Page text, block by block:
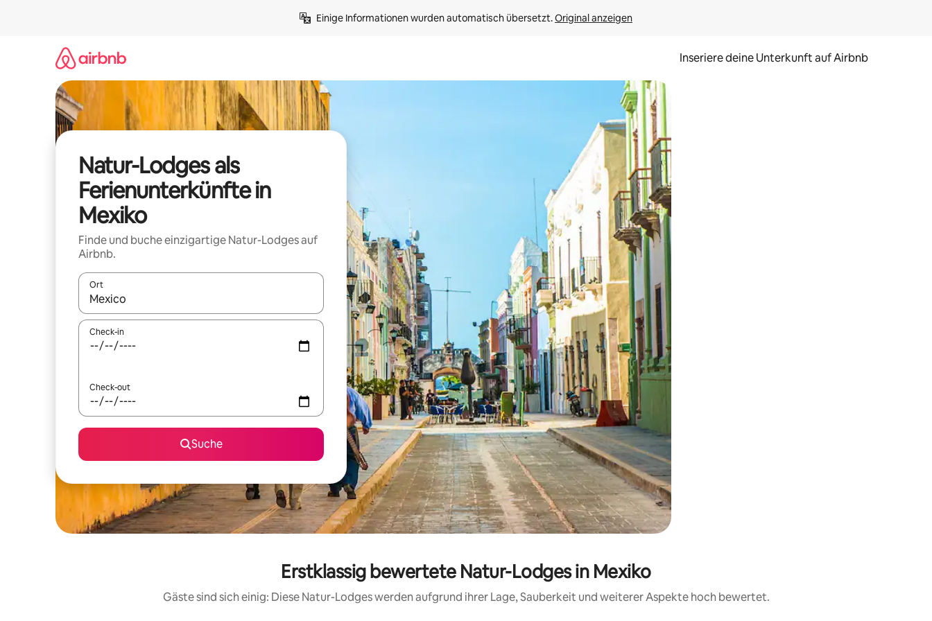
Einige Informationen wurden automatisch übersetzt. Original anzeigen
Inseriere deine Unterkunft auf Airbnb
Natur-Lodges als
Ferienunterkünfte in
Mexiko
Finde und buche einzigartige Natur-Lodges auf
Airbnb.
Ort
Wenn Ergebnisse verfügbar sind, navigiere mit den Pfeiltasten nach oben und unten oder erkunde die Ergebnisse durch Berühren oder Wischgesten.
Check-in
Check-out
Suche
Erstklassig bewertete Natur-Lodges in Mexiko
Gäste sind sich einig: Diese Natur-Lodges werden aufgrund ihrer Lage, Sauberkeit und weiterer Aspekte hoch bewertet.